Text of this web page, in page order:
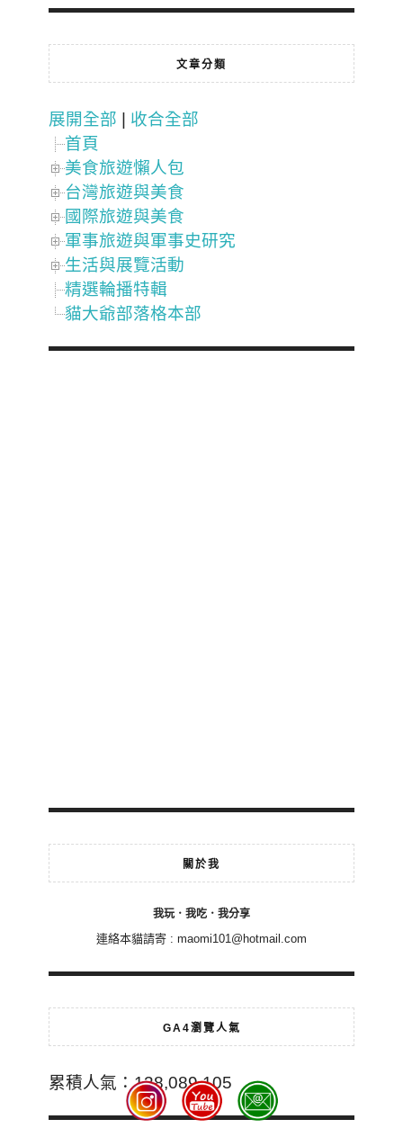
文章分類
展開全部
收合全部
首頁
美食旅遊懶人包
台灣旅遊與美食
國際旅遊與美食
軍事旅遊與軍事史研究
生活與展覽活動
精選輪播特輯
貓大爺部落格本部
關於我
我玩．我吃．我分享
連絡本貓請寄 : maomi101@hotmail.com
GA4瀏覽人氣
累積人氣：138,089,105